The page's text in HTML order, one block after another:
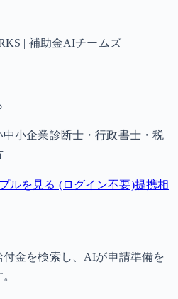
| 補助金AIチームズ
小企業診断士・行政書士・税
ルを見る (ログイン不要)提携相
金を検索し、AIが申請準備を